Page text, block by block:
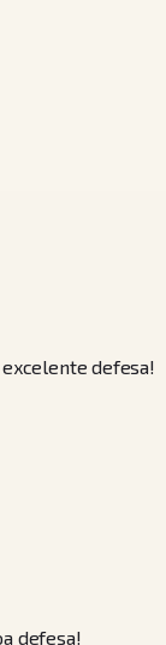
defesa!
defesa!